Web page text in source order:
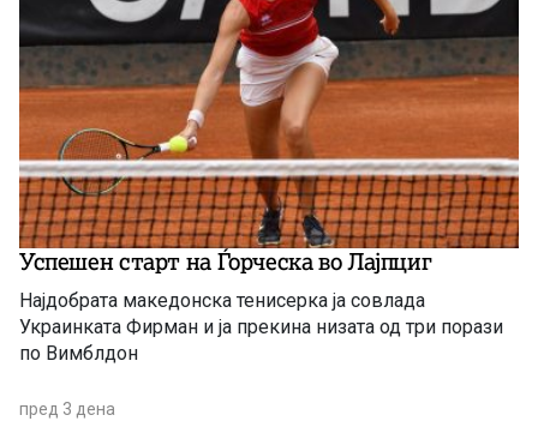
Успешен старт на Ѓорческа во Лајпциг
Најдобрата македонска тенисерка ја совлада
Украинката Фирман и ја прекина низата од три порази
по Вимблдон
пред 3 дена